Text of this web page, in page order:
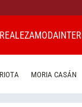
REALEZAMODA
MORIA CASÁN